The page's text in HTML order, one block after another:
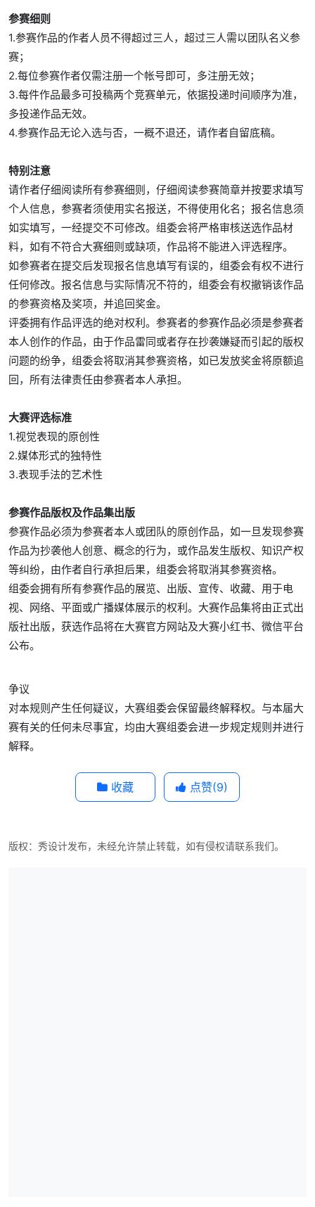
参赛细则
1.参赛作品的作者人员不得超过三人，超过三人需以团队名义参
赛；
2.每位参赛作者仅需注册一个帐号即可，多注册无效；
3.每件作品最多可投稿两个竞赛单元，依据投递时间顺序为准，
多投递作品无效。
4.参赛作品无论入选与否，一概不退还，请作者自留底稿。
特别注意
请作者仔细阅读所有参赛细则，仔细阅读参赛简章并按要求填写
个人信息，参赛者须使用实名报送，不得使用化名；报名信息须
如实填写，一经提交不可修改。组委会将严格审核送选作品材
料，如有不符合大赛细则或缺项，作品将不能进入评选程序。
如参赛者在提交后发现报名信息填写有误的，组委会有权不进行
任何修改。报名信息与实际情况不符的，组委会有权撤销该作品
的参赛资格及奖项，并追回奖金。
评委拥有作品评选的绝对权利。参赛者的参赛作品必须是参赛者
本人创作的作品，由于作品雷同或者存在抄袭嫌疑而引起的版权
问题的纷争，组委会将取消其参赛资格，如已发放奖金将原额追
回，所有法律责任由参赛者本人承担。
大赛评选标准
1.视觉表现的原创性
2.媒体形式的独特性
3.表现手法的艺术性
参赛作品版权及作品集出版
参赛作品必须为参赛者本人或团队的原创作品，如一旦发现参赛
作品为抄袭他人创意、概念的行为，或作品发生版权、知识产权
等纠纷，由作者自行承担后果，组委会将取消其参赛资格。
组委会拥有所有参赛作品的展览、出版、宣传、收藏、用于电
视、网络、平面或广播媒体展示的权利。大赛作品集将由正式出
版社出版，获选作品将在大赛官方网站及大赛小红书、微信平台
公布。
争议
对本规则产生任何疑议，大赛组委会保留最终解释权。与本届大
赛有关的任何未尽事宜，均由大赛组委会进一步规定规则并进行
解释。
收藏 点赞(9)
版权：秀设计发布，未经允许禁止转载，如有侵权请联系我们。